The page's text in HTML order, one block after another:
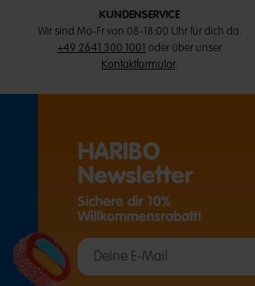
KUNDENSERVICE
Wir sind Mo-Fr von 08-18:00 Uhr für dich da.
+49 2641 300 1001
oder über unser
Kontaktformular.
EINE EXTERNE SEITE IN EINEM NEUEN TAB)
HARIBO
Newsletter
Sichere dir 10%
Willkommensrabatt!